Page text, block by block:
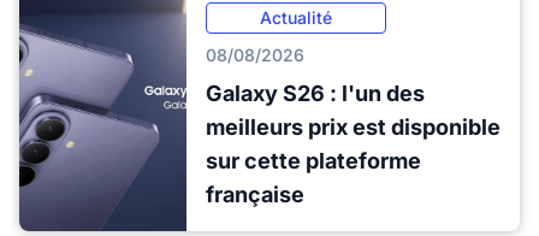
Actualité
08/08/2026
Galaxy S26 : l'un des
meilleurs prix est disponible
sur cette plateforme
française